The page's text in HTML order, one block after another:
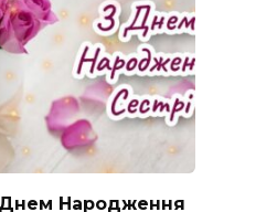
Днем Народження